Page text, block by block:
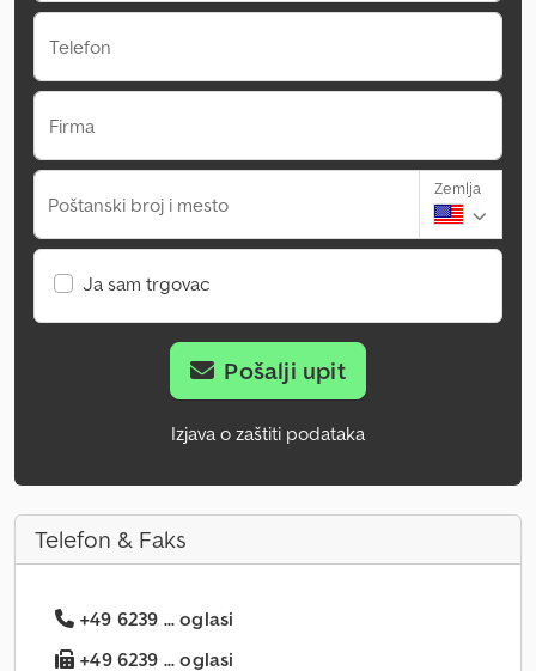
Telefon
Firma
Poštanski broj i mesto
Zemlja
Ja sam trgovac
Pošalji upit
Izjava o zaštiti podataka
Telefon & Faks
+49 6239 ... oglasi
+49 6239 ... oglasi